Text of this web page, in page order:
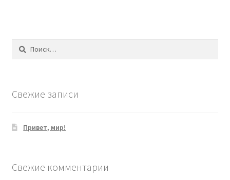
Найти:
Свежие записи
Привет, мир!
Свежие комментарии